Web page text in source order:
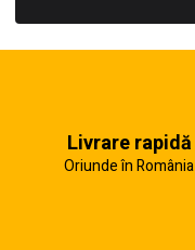
Livrare rapidă
Oriunde în România